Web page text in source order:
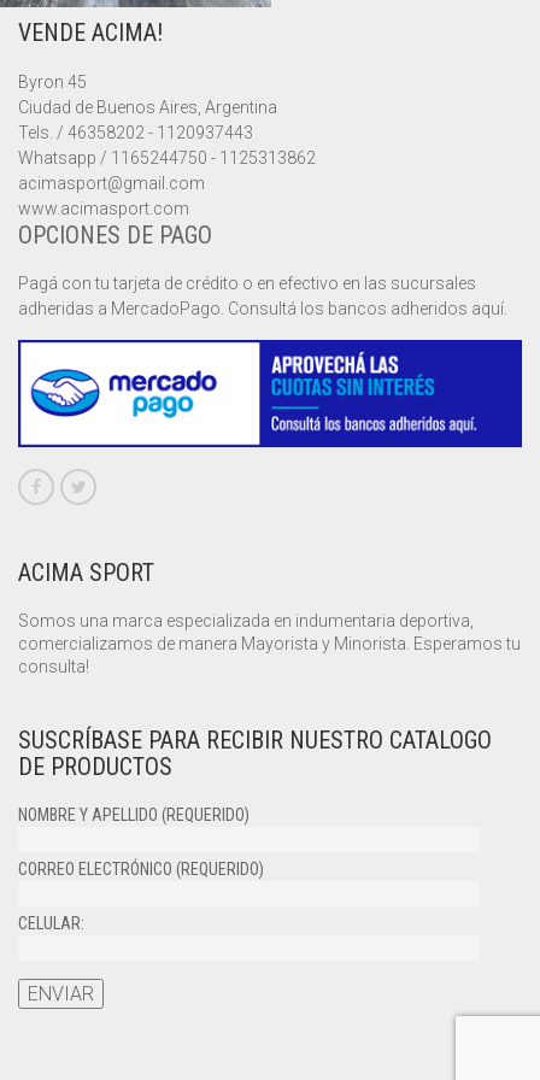
PANTALONES
REMERAS
MANGA CORTA
SIN MANGAS
SHORTS
SHORT DEPORTIVO
SHORT POLLERA
PANTALONES
REMERAS
SHORTS
CHALECOS
MUSCULOSAS
PANTALONES
SHORTS
VENDE ACIMA!
Byron 45
Ciudad de Buenos Aires, Argentina
Tels. / 46358202 - 1120937443
Whatsapp / 1165244750 - 1125313862
acimasport@gmail.com
www.acimasport.com
OPCIONES DE PAGO
Pagá con tu tarjeta de crédito o en efectivo en las sucursales
adheridas a MercadoPago. Consultá los bancos adheridos aquí.
ACIMA SPORT
Somos una marca especializada en indumentaria deportiva,
comercializamos de manera Mayorista y Minorista. Esperamos tu
consulta!
SUSCRÍBASE PARA RECIBIR NUESTRO CATALOGO
DE PRODUCTOS
NOMBRE Y APELLIDO (REQUERIDO)
CORREO ELECTRÓNICO (REQUERIDO)
CELULAR: